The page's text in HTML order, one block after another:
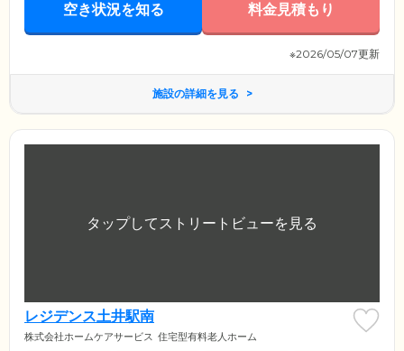
空き状況を知る 料金見積もり
※2026/05/07更新
施設の詳細を見る
レジデンス土井駅南
株式会社ホームケアサービス 住宅型有料老人ホーム